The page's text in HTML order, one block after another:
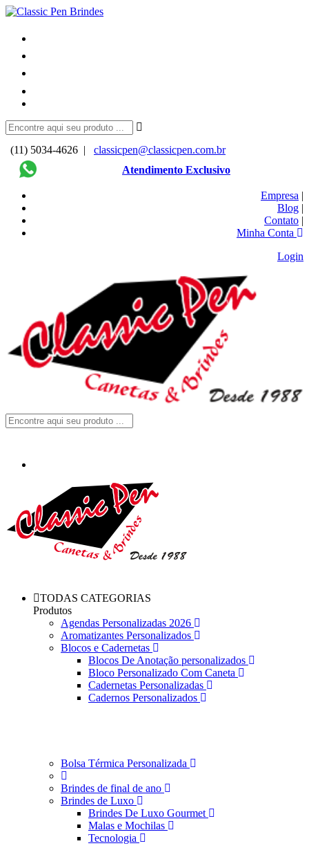
(11) 5034-4626 |
classicpen@classicpen.com.br
Atendimento Exclusivo
Empresa |
Blog |
Contato |
Minha Conta
Login
TODAS CATEGORIAS
Produtos
Agendas Personalizadas 2026
Aromatizantes Personalizados
Blocos e Cadernetas
Blocos De Anotação personalizados
Bloco Personalizado Com Caneta
Cadernetas Personalizadas
Cadernos Personalizados
Bolsa Térmica Personalizada
Brindes de final de ano
Brindes de Luxo
Brindes De Luxo Gourmet
Malas e Mochilas
Tecnologia